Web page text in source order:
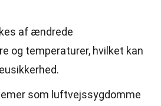
af ændrede
og temperaturer, hvilket kan
som luftvejssygdomme